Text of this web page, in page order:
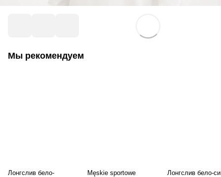
Мы рекомендуем
Лонгслив бело-
Męskie sportowe
Лонгслив бело-